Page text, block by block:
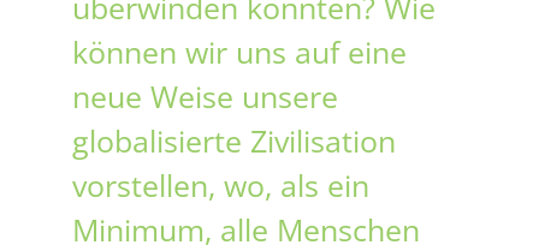
können wir uns auf eine
neue Weise unsere
globalisierte Zivilisation
vorstellen, wo, als ein
Minimum, alle Menschen